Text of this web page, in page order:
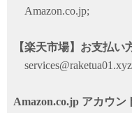
Amazon.co.jp;
【楽天市場】お支払
Amazon.co.jp アカウ